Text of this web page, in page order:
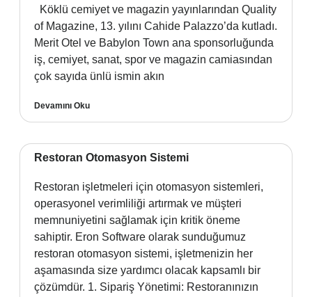
Köklü cemiyet ve magazin yayınlarından Quality
of Magazine, 13. yılını Cahide Palazzo’da kutladı.
Merit Otel ve Babylon Town ana sponsorluğunda
iş, cemiyet, sanat, spor ve magazin camiasından
çok sayıda ünlü ismin akın
Devamını Oku
Restoran Otomasyon Sistemi
Restoran işletmeleri için otomasyon sistemleri,
operasyonel verimliliği artırmak ve müşteri
memnuniyetini sağlamak için kritik öneme
sahiptir. Eron Software olarak sunduğumuz
restoran otomasyon sistemi, işletmenizin her
aşamasında size yardımcı olacak kapsamlı bir
çözümdür. 1. Sipariş Yönetimi: Restoranınızın